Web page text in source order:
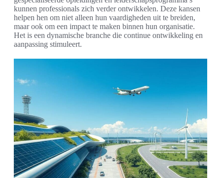
kunnen professionals zich verder ontwikkelen. Deze kansen
helpen hen om niet alleen hun vaardigheden uit te breiden,
maar ook om een impact te maken binnen hun organisatie.
Het is een dynamische branche die continue ontwikkeling en
aanpassing stimuleert.